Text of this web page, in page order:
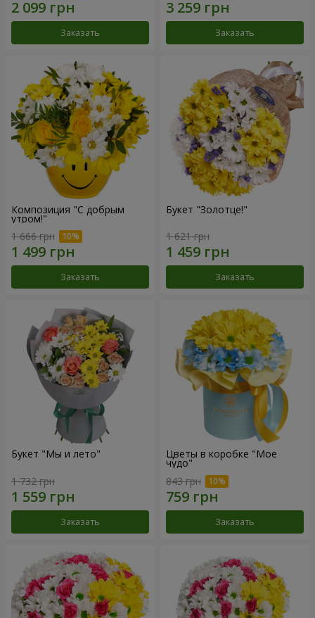
Заказать Заказать
Композиция "С добрым
утром!"
1 666 грн
Заказать
Букет "Золотце!"
1 621 грн
Заказать
Букет "Мы и лето"
1 732 грн
Заказать
Цветы в коробке "Мое
чудо"
843 грн
Заказать